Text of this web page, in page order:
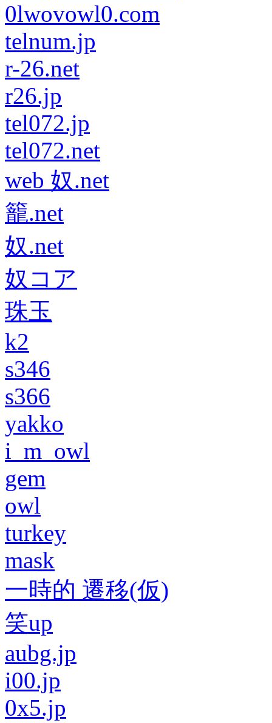
0lwovowl0.com
telnum.jp
r-26.net
r26.jp
tel072.jp
tel072.net
web 奴.net
籠.net
奴.net
奴コア
珠玉
k2
s346
s366
yakko
i_m_owl
gem
owl
turkey
mask
一時的 遷移(仮)
笑up
aubg.jp
i00.jp
0x5.jp